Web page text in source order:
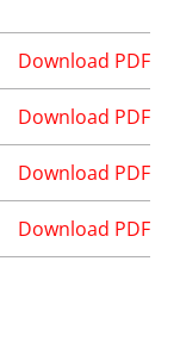
Download PDF
Download PDF
Download PDF
Download PDF